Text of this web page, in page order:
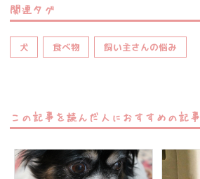
関連タグ
犬 食べ物 飼い主さんの悩み
この記事を読んだ人におすすめの記事